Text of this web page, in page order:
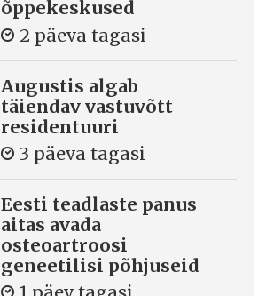
õppekeskused
2 päeva tagasi
Augustis algab
täiendav vastuvõtt
residentuuri
3 päeva tagasi
Eesti teadlaste panus
aitas avada
osteoartroosi
geneetilisi põhjuseid